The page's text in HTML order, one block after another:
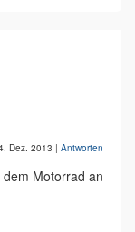
Dez. 2013 | Antworten
Motorrad an